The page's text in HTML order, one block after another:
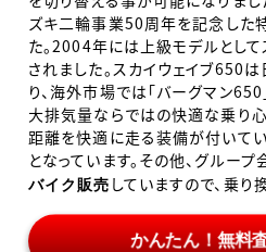
ズキ二輪事業50周年を記念した
た。2004年には上級モデルとして
されました。スカイウェイブ650は
り、海外市場では「バーグマン650
大排気量ならではの快適な乗り
距離を快適に走る装備が付いて
となっています。その他、グループ
バイク販売 していますので、乗り
かんたん！無料